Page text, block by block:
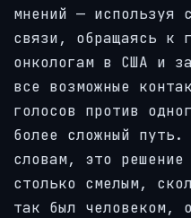
мнений — используя
связи, обращаясь к
онкологам в США и
все возможные
голосов против
более сложный
словам, это
столько смелым,
так был человеком,